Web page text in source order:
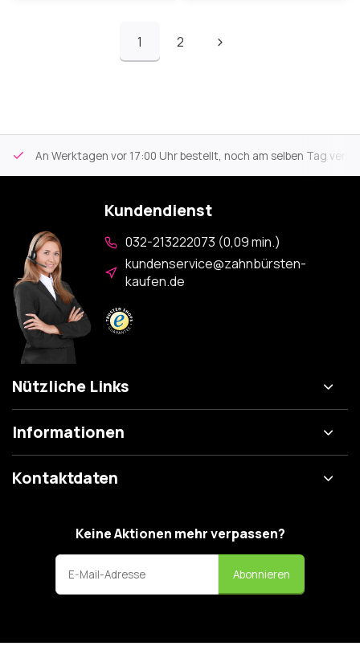
1 2
An Werktagen vor 17:00 Uhr bestellt, noch am selben Tag
Kundendienst
032-213222073 (0,09 min.)
kundenservice@zahnbürsten-
kaufen.de
Nützliche Links
Informationen
Kontaktdaten
Keine Aktionen mehr verpassen?
Abonnieren